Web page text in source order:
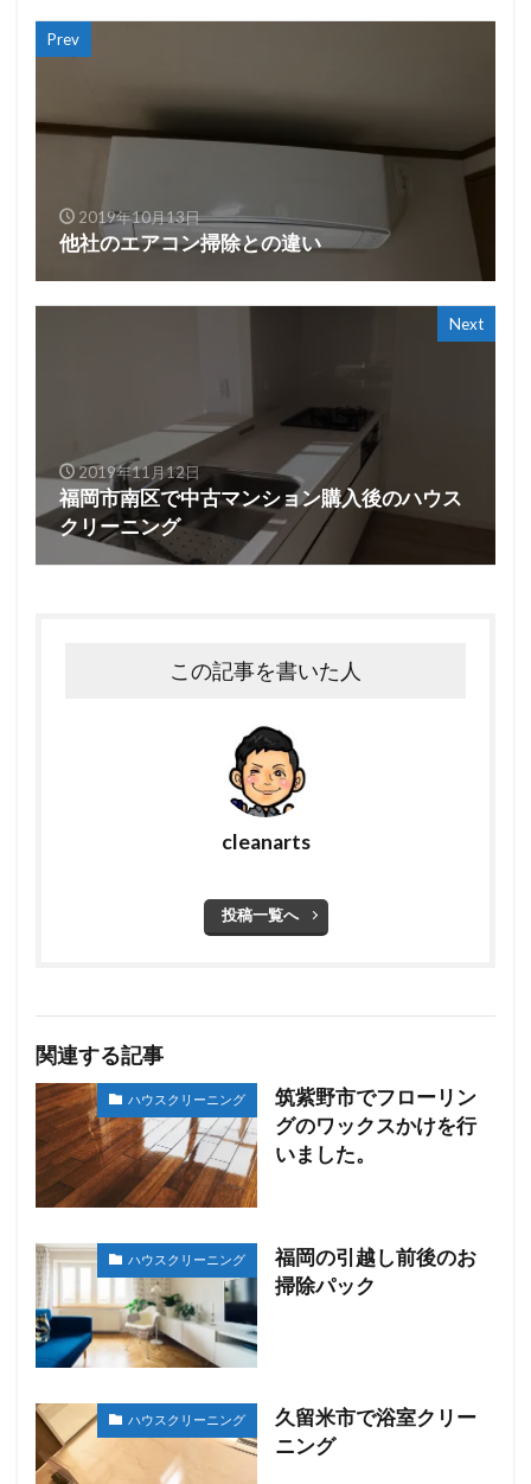
Prev
2019年10月13日
他社のエアコン掃除との違い
Next
2019年11月12日
福岡市南区で中古マンション購入後のハウス
クリーニング
この記事を書いた人
cleanarts
投稿一覧へ
関連する記事
ハウスクリーニング
筑紫野市でフローリン
グのワックスかけを行
いました。
ハウスクリーニング
福岡の引越し前後のお
掃除パック
ハウスクリーニング
久留米市で浴室クリー
ニング